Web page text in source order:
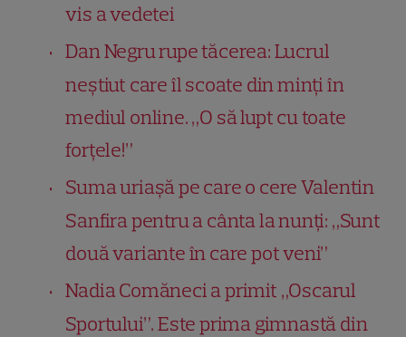
vis a vedetei
Dan Negru rupe tăcerea: Lucrul
neștiut care îl scoate din minți în
mediul online. „O să lupt cu toate
forțele!”
Suma uriașă pe care o cere Valentin
Sanfira pentru a cânta la nunți: „Sunt
două variante în care pot veni”
Nadia Comăneci a primit „Oscarul
Sportului”. Este prima gimnastă din